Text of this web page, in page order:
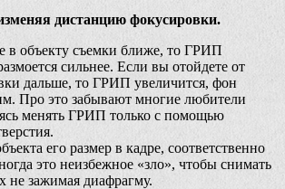
дистанцию фокусировки.
в объекту съемки ближе, то ГРИП
сильнее. Если вы отойдете от
дальше, то ГРИП увеличится, фон
Про это забывают многие любители
менять ГРИП только с помощью
его размер в кадре, соответственно
это неизбежное «зло», чтобы снимать
не зажимая диафрагму.